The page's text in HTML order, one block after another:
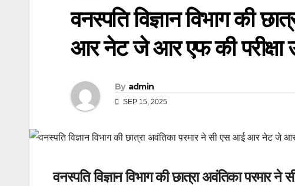
वनस्पति विज्ञान विभाग की
आर नेट जे आर एफ की परीक्षा
By admin
SEP 15, 2025
वनस्पति विज्ञान विभाग की छात्रा अवंतिका परमार